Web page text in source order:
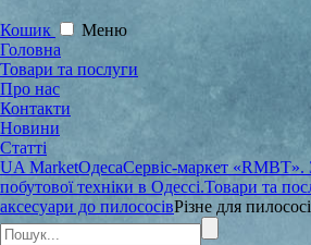
Кошик
Меню
Головна
Товари та послуги
Про нас
Контакти
Новини
Статті
UA MarketОдесаСервіс-маркет «RMBT».
побутової техніки в Одессі.Товари та
аксесуари до пилососівРізне для